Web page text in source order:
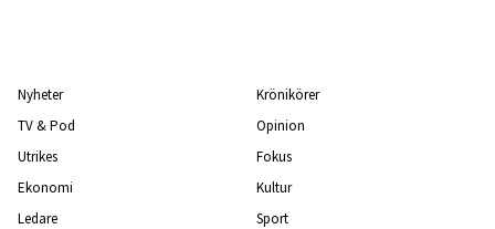
Nyheter
TV & Pod
Utrikes
Ekonomi
Ledare
Krönikörer
Opinion
Fokus
Kultur
Sport